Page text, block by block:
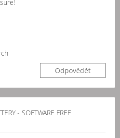
Odpovědět
- SOFTWARE FREE